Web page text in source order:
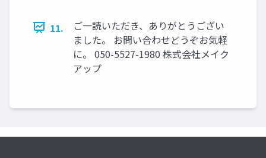
11.
ご一読いただき、ありがとうござい
ました。 お問い合わせどうぞお気軽
に。 050-5527-1980 株式会社メイク
アップ